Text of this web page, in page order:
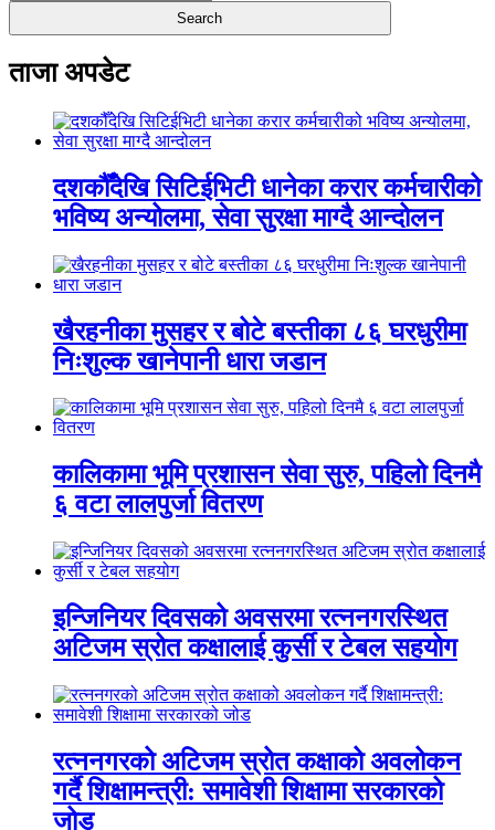
ताजा अपडेट
दशकौँदेखि सिटिईभिटी धानेका करार कर्मचारीको
भविष्य अन्योलमा, सेवा सुरक्षा माग्दै आन्दोलन
खैरहनीका मुसहर र बोटे बस्तीका ८६ घरधुरीमा
निःशुल्क खानेपानी धारा जडान
कालिकामा भूमि प्रशासन सेवा सुरु, पहिलो दिनमै
६ वटा लालपुर्जा वितरण
इन्जिनियर दिवसको अवसरमा रत्ननगरस्थित
अटिजम स्रोत कक्षालाई कुर्सी र टेबल सहयोग
रत्ननगरको अटिजम स्रोत कक्षाको अवलोकन
गर्दै शिक्षामन्त्री: समावेशी शिक्षामा सरकारको
जोड